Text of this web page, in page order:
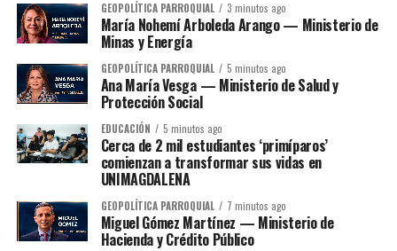
GEOPOLÍTICA PARROQUIAL 3 minutos ago
María Nohemí Arboleda Arango — Ministerio de
Minas y Energía
GEOPOLÍTICA PARROQUIAL 5 minutos ago
Ana María Vesga — Ministerio de Salud y
Protección Social
EDUCACIÓN 5 minutos ago
Cerca de 2 mil estudiantes ‘primíparos’
comienzan a transformar sus vidas en
UNIMAGDALENA
GEOPOLÍTICA PARROQUIAL 7 minutos ago
Miguel Gómez Martínez — Ministerio de
Hacienda y Crédito Público